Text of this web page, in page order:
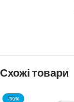
Схожі товари
-30%